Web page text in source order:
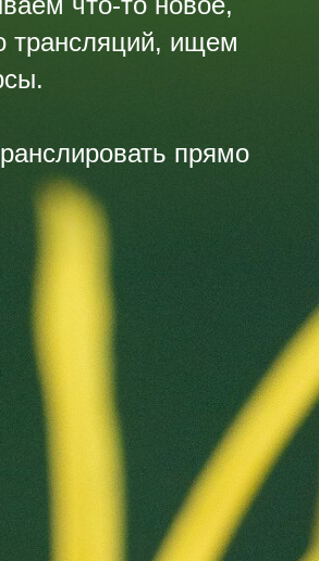
трансляций, ищем
прямо